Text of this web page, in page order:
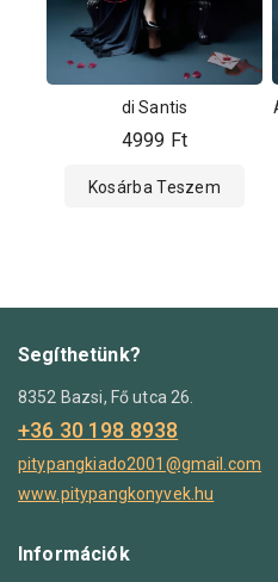
di Santis
4999 Ft
Kosárba Teszem
Segíthetünk?
8352 Bazsi, Fő utca 26.
+36 30 198 8938
pitypangkiado2001@gmail.com
www.pitypangkonyvek.hu
Információk